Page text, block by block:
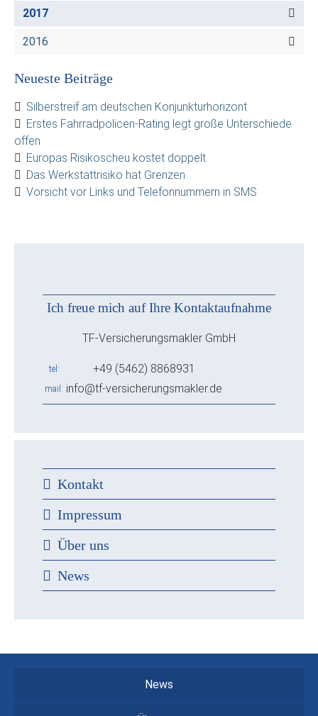
2017
2016
Neueste Beiträge
Silberstreif am deutschen Konjunkturhorizont
Erstes Fahrradpolicen-Rating legt große Unterschiede
offen
Europas Risikoscheu kostet doppelt
Das Werkstattrisiko hat Grenzen
Vorsicht vor Links und Telefonnummern in SMS
Ich freue mich auf Ihre Kontaktaufnahme
TF-Versicherungsmakler GmbH
tel +49 (5462) 8868931
mail info@tf-versicherungsmakler.de
Kontakt
Impressum
Über uns
News
News